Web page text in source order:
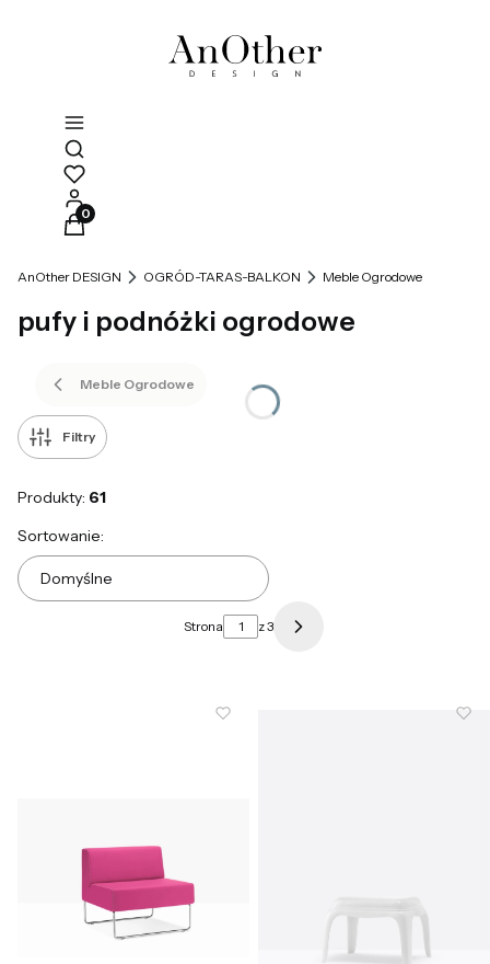
Otwórz wyszukiwarkę
Produkty w koszyku: 0. Zobacz szczegóły
AnOther DESIGN OGRÓD-TARAS-BALKON Meble Ogrodowe
pufy i podnóżki ogrodowe
Meble Ogrodowe
Filtry
Produkty: 61
Lista produktów
Sortowanie:
Domyślne
Strona z 3 Następne produkty